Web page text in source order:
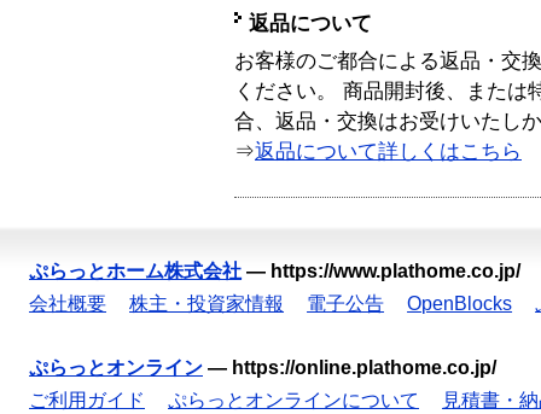
返品について
お客様のご都合による返品・交
ください。 商品開封後、または
合、返品・交換はお受けいたし
⇒返品について詳しくはこちら
ぷらっとホーム株式会社 — https://www.plathome.co.jp/
会社概要
株主・投資家情報 電子公告 OpenBlocks
ぷらっとオンライン — https://online.plathome.co.jp/
ご利用ガイド
ぷらっとオンラインについて
見積書・